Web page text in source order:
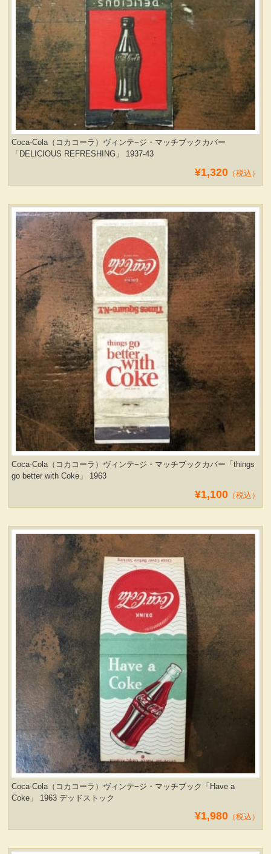
Coca-Cola（コカコーラ）ヴィンテ−ジ・マッチブックカバー
「DELICIOUS REFRESHING」 1937-43
¥1,320（税込）
Coca-Cola（コカコーラ）ヴィンテ−ジ・マッチブックカバー「things
go better with Coke」 1963
¥1,100（税込）
Coca-Cola（コカコーラ）ヴィンテ−ジ・マッチブック「Have a
Coke」 1963 デッドストック
¥1,980（税込）